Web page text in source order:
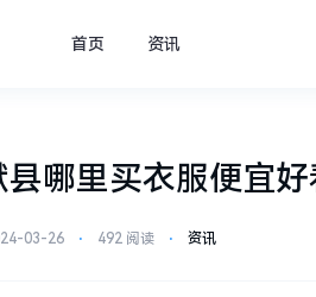
首页 资讯
哪里买衣服便宜好
03-26 ⋅ 492 阅读 ⋅ 资讯